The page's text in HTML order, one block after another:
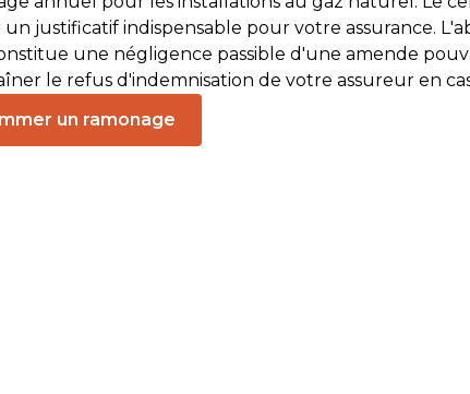
justificatif indispensable pour votre assurance.
une négligence passible d'une amende
le refus d'indemnisation de votre assureur en
un ramonage